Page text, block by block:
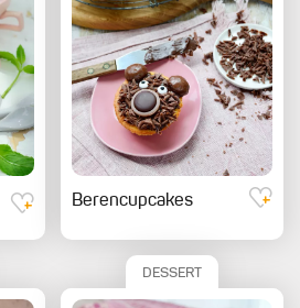
Berencupcakes
DESSERT